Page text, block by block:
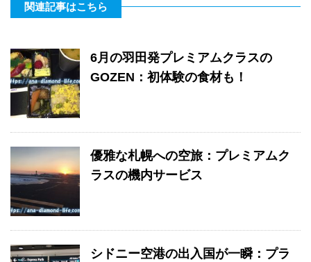
関連記事はこちら
6月の羽田発プレミアムクラスの
GOZEN：初体験の食材も！
優雅な札幌への空旅：プレミアムク
ラスの機内サービス
シドニー空港の出入国が一瞬：プラ